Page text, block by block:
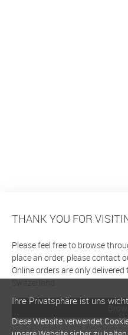
THANK YOU FOR
Please feel free to browse
place an order, please contact
Online orders are only
Switzerland
Ihre Privatsphäre ist uns
Diese Website verwendet